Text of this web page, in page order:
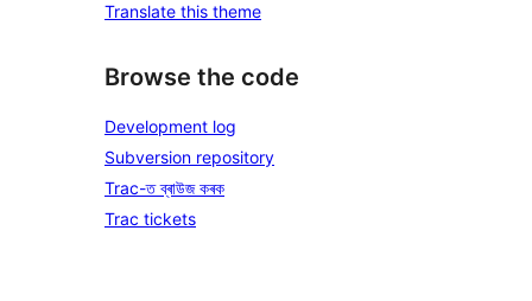
Translate this theme
Browse the code
Development log
Subversion repository
Trac-ত ব্ৰাউজ কৰক
Trac tickets